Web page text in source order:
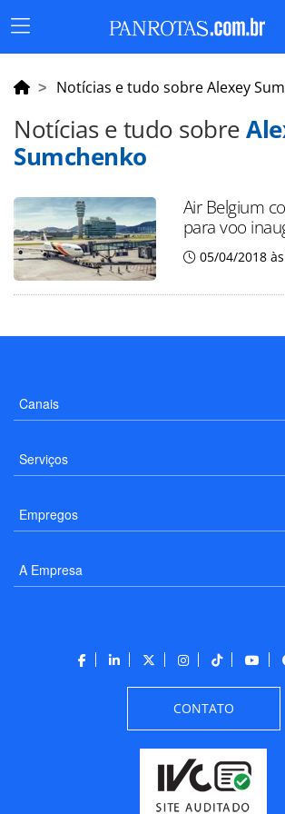
Menu
Principal
Notícias e tudo sobre Alexey
Notícias e tudo sobre
Sumchenko
Air Belgium
para voo
05/04/2018
Canais
Serviços
Empregos
A Empresa
CONTATO